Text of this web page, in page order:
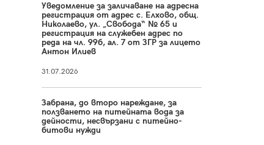
Уведомление за заличаване на адресна
регистрация от адрес с. Елхово, общ.
Николаево, ул. „Свобода“ № 65 и
регистрация на служебен адрес по
реда на чл. 99б, ал. 7 от ЗГР за лицето
Антон Илиев
31.07.2026
Забрана, до второ нареждане, за
ползването на питейната вода за
дейности, несвързани с питейно-
битови нужди